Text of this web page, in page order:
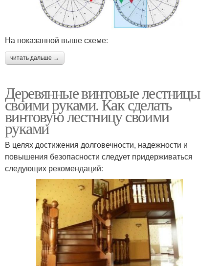
На показанной выше схеме:
читать дальше →
Деревянные винтовые лестницы
своими руками. Как сделать
винтовую лестницу своими
руками
В целях достижения долговечности, надежности и
повышения безопасности следует придерживаться
следующих рекомендаций: